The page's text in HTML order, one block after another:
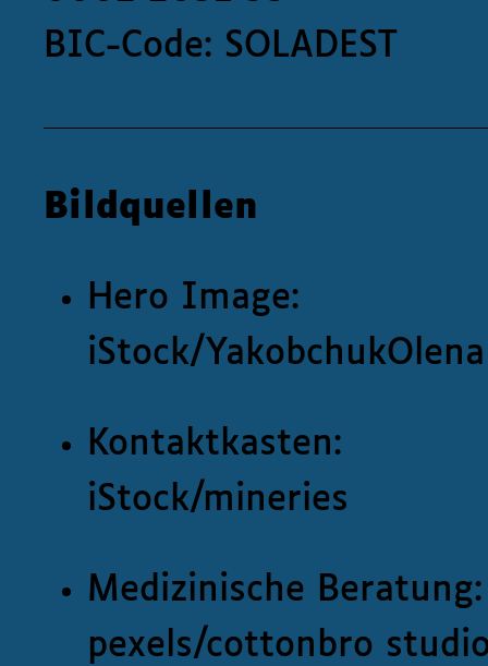
BIC-Code: SOLADEST
Bildquellen
Hero Image:
iStock/YakobchukOlena
Kontaktkasten:
iStock/mineries
Medizinische Beratung:
pexels/cottonbro